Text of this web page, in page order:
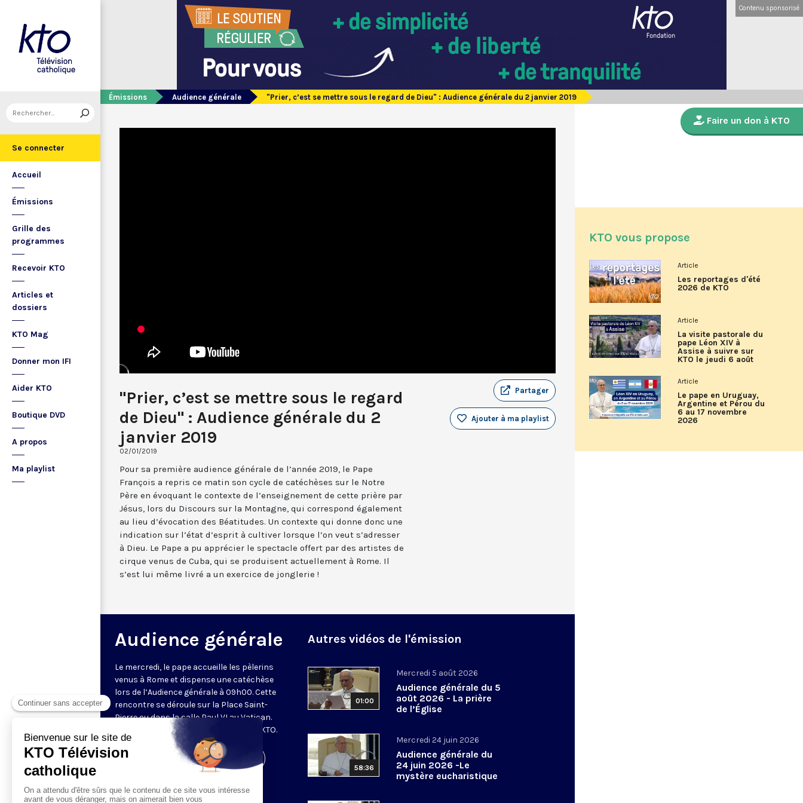
Se connecter
Accueil
Émissions
Grille des
programmes
Recevoir KTO
Articles et
dossiers
KTO Mag
Donner mon IFI
Aider KTO
Boutique DVD
A propos
Ma playlist
Contenu sponsorisé
Émissions Audience générale "Prier, c’est se mettre sous le regard de Dieu" : Audience générale du 2 janvier 2019
"Prier, c’est se mettre sous le regard
de Dieu" : Audience générale du 2
janvier 2019
02/01/2019
Partager
Ajouter à ma playlist
Pour sa première audience générale de l’année 2019, le Pape
François a repris ce matin son cycle de catéchèses sur le Notre
Père en évoquant le contexte de l’enseignement de cette prière par
Jésus, lors du Discours sur la Montagne, qui correspond également
au lieu d’évocation des Béatitudes. Un contexte qui donne donc une
indication sur l’état d’esprit à cultiver lorsque l’on veut s’adresser
à Dieu. Le Pape a pu apprécier le spectacle offert par des artistes de
cirque venus de Cuba, qui se produisent actuellement à Rome. Il
s’est lui même livré a un exercice de jonglerie !
Audience générale
Le mercredi, le pape accueille les pèlerins
venus à Rome et dispense une catéchèse
lors de l’Audience générale à 09h00. Cette
rencontre se déroule sur la Place Saint-
Pierre ou dans la salle Paul VI au Vatican.
Retransmise et traduite en direct par KTO.
Visiter la page de l'émission
Autres vidéos de l'émission
01:00
Mercredi 5 août 2026
Audience générale du 5
août 2026 - La prière
de l’Église
58:36
Mercredi 24 juin 2026
Audience générale du
24 juin 2026 -Le
mystère eucharistique
Faire un don à KTO
KTO vous propose
Article
Les reportages d'été
2026 de KTO
Article
La visite pastorale du
pape Léon XIV à
Assise à suivre sur
KTO le jeudi 6 août
Article
Le pape en Uruguay,
Argentine et Pérou du
6 au 17 novembre
2026